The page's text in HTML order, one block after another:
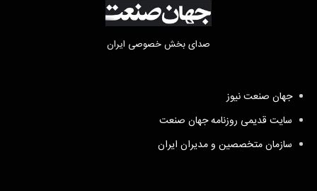
صدای بخش خصوصی ایران
جهان صنعت نیوز
سایت قدیمی روزنامه جهان صنعت
سازمان متخصصین و مدیران ایران